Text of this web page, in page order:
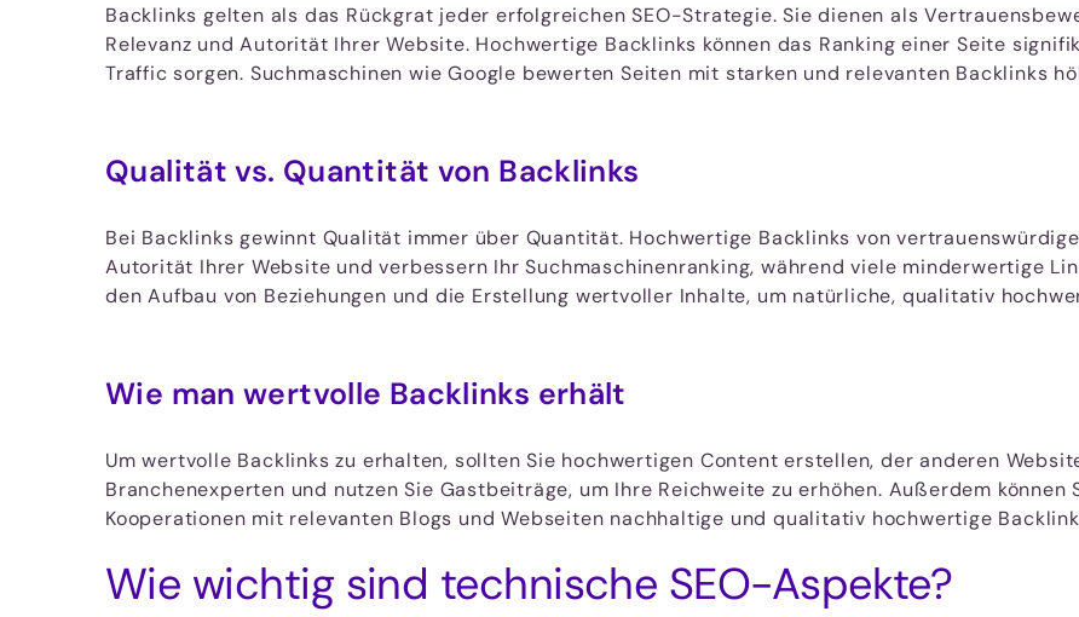
Backlinks gelten als das Rückgrat jeder erfolgreichen SEO-Strategie. Sie dienen als
Relevanz und Autorität Ihrer Website. Hochwertige Backlinks können das Ranking einer Seite
Traffic sorgen. Suchmaschinen wie Google bewerten Seiten mit starken und relevanten Backlinks
Qualität vs. Quantität von Backlinks
Bei Backlinks gewinnt Qualität immer über Quantität. Hochwertige Backlinks von
Autorität Ihrer Website und verbessern Ihr Suchmaschinenranking, während viele minderwertige
den Aufbau von Beziehungen und die Erstellung wertvoller Inhalte, um natürliche, qualitativ
Wie man wertvolle Backlinks erhält
Um wertvolle Backlinks zu erhalten, sollten Sie hochwertigen Content erstellen, der anderen
Branchenexperten und nutzen Sie Gastbeiträge, um Ihre Reichweite zu erhöhen. Außerdem
Kooperationen mit relevanten Blogs und Webseiten nachhaltige und qualitativ hochwertige
Wie wichtig sind technische SEO-Aspekte?